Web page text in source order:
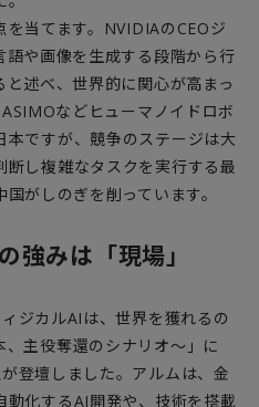
を当てます。 NVIDIAの CEOジ
語や画像を生成する段階から行
と述べ、世界的に関心が高まっ
ASIMOなどヒューマノイドロボ
本ですが、競争のステージは大
断し複雑なタスクを実行する最
国がしのぎを削っています。
強みは「現場」
ジカルAI は、世界を獲れるの
主役奪還のシナリオ～」に
登壇しました。アルムは、金
動化するAI開発や、技術を搭載